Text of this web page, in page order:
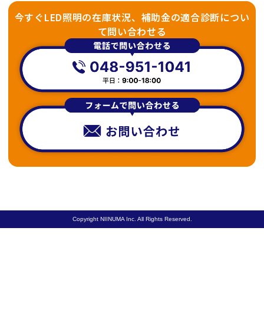
今すぐLED照明の在庫状況、補助金の適合診断につい
て問い合わせる
Copyright NIINUMA Inc. All Rights Reserved.